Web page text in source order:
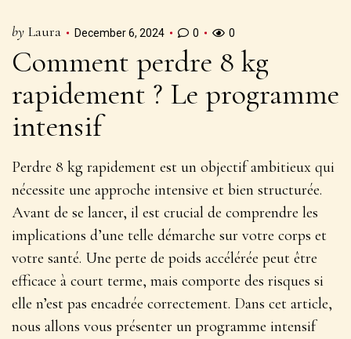
by Laura December 6, 2024 0 0
Comment perdre 8 kg
rapidement ? Le programme
intensif
Perdre 8 kg rapidement est un objectif ambitieux qui
nécessite une approche intensive et bien structurée.
Avant de se lancer, il est crucial de comprendre les
implications d’une telle démarche sur votre corps et
votre santé. Une perte de poids accélérée peut être
efficace à court terme, mais comporte des risques si
elle n’est pas encadrée correctement. Dans cet article,
nous allons vous présenter un programme intensif